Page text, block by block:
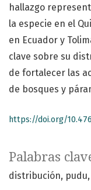
Palabras
distribución pudu
hallazgo
la especie en el
en Ecuador y
clave sobre su
de fortalecer las
de bosques y
https://doi.org/